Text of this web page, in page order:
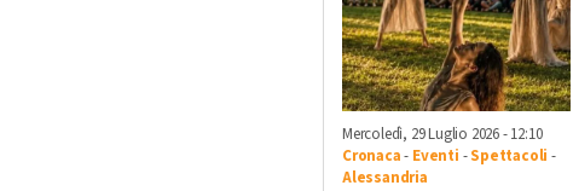
Mercoledì, 29 Luglio 2026 - 12:10
Cronaca- Eventi -Spettacoli -
Alessandria